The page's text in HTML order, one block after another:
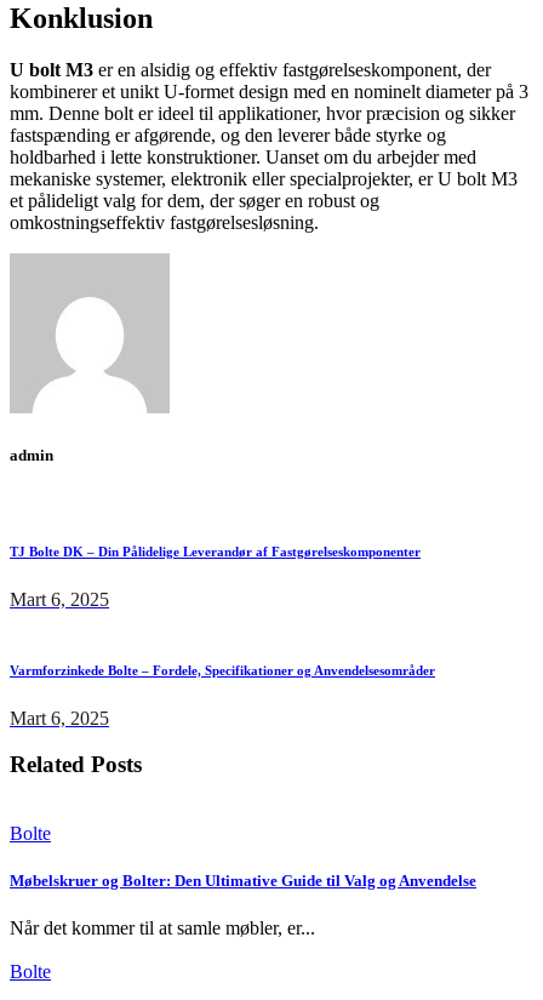
Konklusion
U bolt M3 er en alsidig og effektiv fastgørelseskomponent, der
kombinerer et unikt U-formet design med en nominelt diameter på 3
mm. Denne bolt er ideel til applikationer, hvor præcision og sikker
fastspænding er afgørende, og den leverer både styrke og
holdbarhed i lette konstruktioner. Uanset om du arbejder med
mekaniske systemer, elektronik eller specialprojekter, er U bolt M3
et pålideligt valg for dem, der søger en robust og
omkostningseffektiv fastgørelsesløsning.
admin
TJ Bolte DK – Din Pålidelige Leverandør af Fastgørelseskomponenter
Mart 6, 2025
Varmforzinkede Bolte – Fordele, Specifikationer og Anvendelsesområder
Mart 6, 2025
Related Posts
Bolte
Møbelskruer og Bolter: Den Ultimative Guide til Valg og Anvendelse
Når det kommer til at samle møbler, er...
Bolte